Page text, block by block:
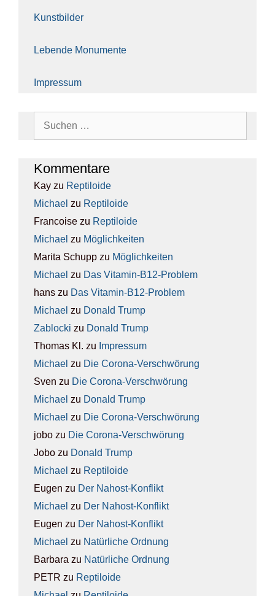
Kunst­bil­der
Leben­de Monu­men­te
Impres­sum
Kom­men­ta­re
Kay zu Rep­ti­lo­ide
Michael zu Rep­ti­lo­ide
Francoise zu Rep­ti­lo­ide
Michael zu Mög­lich­kei­ten
Marita Schupp zu Mög­lich­kei­ten
Michael zu Das Vit­amin-B12-Pro­blem
hans zu Das Vit­amin-B12-Pro­blem
Michael zu Donald Trump
Zablocki zu Donald Trump
Thomas Kl. zu Impres­sum
Michael zu Die Coro­na-Ver­schwö­rung
Sven zu Die Coro­na-Ver­schwö­rung
Michael zu Donald Trump
Michael zu Die Coro­na-Ver­schwö­rung
jobo zu Die Coro­na-Ver­schwö­rung
Jobo zu Donald Trump
Michael zu Rep­ti­lo­ide
Eugen zu Der Nah­ost-Kon­flikt
Michael zu Der Nah­ost-Kon­flikt
Eugen zu Der Nah­ost-Kon­flikt
Michael zu Natür­li­che Ord­nung
Barbara zu Natür­li­che Ord­nung
PETR zu Rep­ti­lo­ide